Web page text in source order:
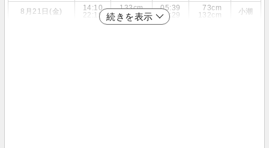
8月21日(金)
14:10
22:19
133cm
149cm
05:39
16:29
73cm
132cm
小潮
続きを表示